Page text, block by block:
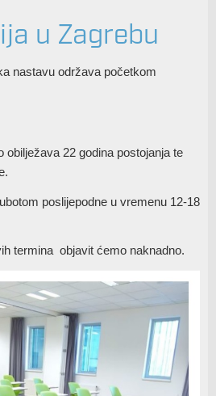
u Zagrebu
nastavu održava početkom
obilježava 22 godina postojanja te
poslijepodne u vremenu 12-18
termina objavit ćemo naknadno.